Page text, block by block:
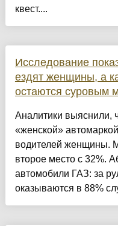
квест....
Исследование
ездят женщины, а
остаются суровым
Аналитики выяснили,
«женской»
водителей женщины.
второе место с 32%.
автомобили ГАЗ: за
оказываются в 88%